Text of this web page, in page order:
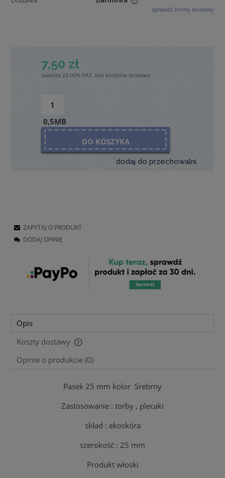
Cena nie zawiera ewentualnych kosztów płatności
sprawdź formy dostawy
7,50 zł
zawiera 23.00% VAT, bez kosztów dostawy
0,5MB
DO KOSZYKA
dodaj do przechowalni
ZAPYTAJ O PRODUKT
DODAJ OPINIĘ
Opis
Koszty dostawy
Cena nie zawiera ewentualnych kosztów płatności
Opinie o produkcie (0)
Pasek 25 mm kolor Srebrny
Zastosowanie : torby , plecaki
skład : ekoskóra
szerokość : 25 mm
Produkt włoski